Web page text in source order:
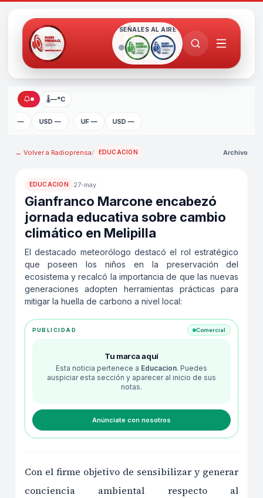
SEÑALES AL AIRE
🌡—°C
UF — USD — UF — USD —
← Volver a Radioprensa/ EDUCACION Archivo
EDUCACION 27-may
Gianfranco Marcone encabezó
jornada educativa sobre cambio
climático en Melipilla
El destacado meteorólogo destacó el rol estratégico
que poseen los niños en la preservación del
ecosistema y recalcó la importancia de que las nuevas
generaciones adopten herramientas prácticas para
mitigar la huella de carbono a nivel local:
PUBLICIDAD Comercial
Tu marca aquí
Esta noticia pertenece a Educacion. Puedes
auspiciar esta sección y aparecer al inicio de sus
notas.
Anúnciate con nosotros
Con el firme objetivo de sensibilizar y generar
conciencia ambiental respecto al